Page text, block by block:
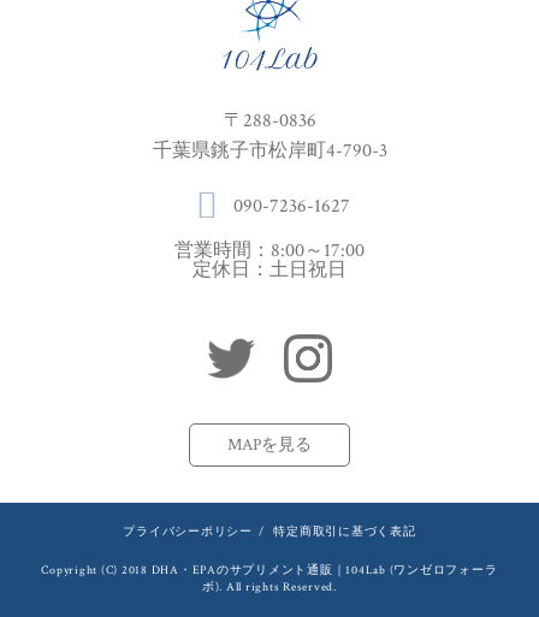
〒288-0836
千葉県銚子市松岸町4-790-3
090-7236-1627
営業時間：8:00～17:00
定休日：土日祝日
MAPを見る
プライバシーポリシー / 特定商取引に基づく表記
Copyright (C) 2018 DHA・EPAのサプリメント通販｜104Lab (ワンゼロフォーラ
ボ). All rights Reserved.